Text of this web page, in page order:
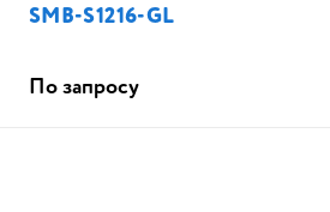
SMB-S1216-GL
По запросу